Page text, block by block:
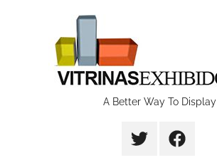
ProyectosA Better Way To Display